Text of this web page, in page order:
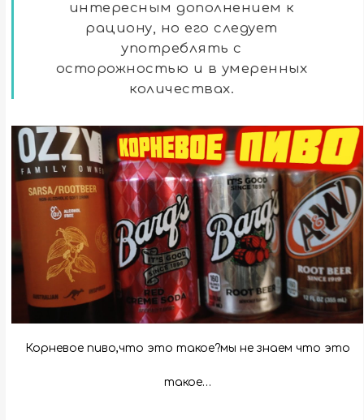
интересным дополнением к
рациону, но его следует
употреблять с
осторожностью и в умеренных
количествах.
Корневое пиво,что это такое?мы не знаем что это
такое…